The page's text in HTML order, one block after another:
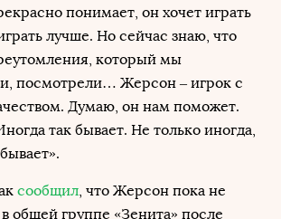
понимает, он хочет играть
лучше. Но сейчас знаю, что
который мы
посмотрели… Жерсон – игрок с
Думаю, он нам поможет.
так бывает. Не только иногда,
сообщил, что Жерсон пока не
в общей группе «Зенита» после